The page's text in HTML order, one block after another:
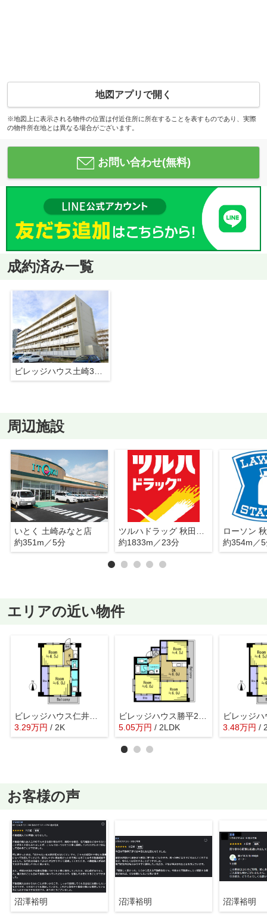
地図アプリで開く
※地図上に表示される物件の位置は付近住所に所在することを表すものであり、実際
の物件所在地とは異なる場合がございます。
お問い合わせ(無料)
成約済み一覧
ビレッジハウス土崎3号棟
周辺施設
いとく 土崎みなと店
約351m／5分
約1833m／23分
約354m／
エリアの近い物件
ビレッジハウス仁井田3号棟
3.29万円 / 2K
ビレッジハウス勝平2号棟
5.05万円 / 2LDK 3.48万円 /
お客様の声
沼澤裕明 沼澤裕明 沼澤裕明